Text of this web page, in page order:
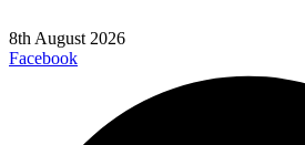
8th August 2026
Facebook